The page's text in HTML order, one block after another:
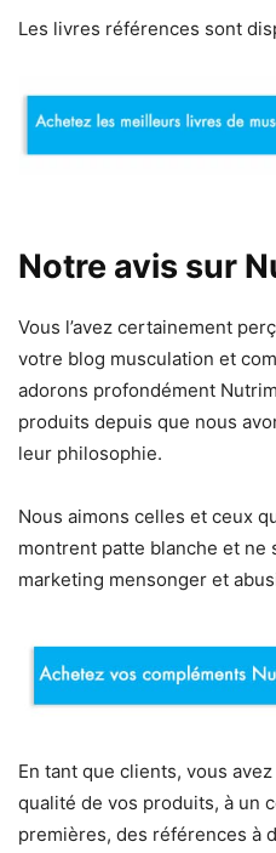
Les livres références sont
Notre avis sur
Vous l’avez certainement
votre blog musculation et
adorons profondément
produits depuis que nous
leur philosophie.
Nous aimons celles et ceux
montrent patte blanche et ne
marketing mensonger et
En tant que clients, vous
qualité de vos produits, à un
premières, des références à